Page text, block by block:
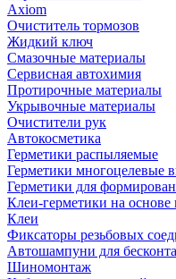
Axiom
Очиститель тормозов
Жидкий ключ
Смазочные материалы
Сервисная автохимия
Протирочные материалы
Укрывочные материалы
Очистители рук
Автокосметика
Герметики распыляемые
Герметики многоцелевые
Герметики для
Клеи-герметики на
Клеи
Фиксаторы резьбовых
Автошампуни для
Шиномонтаж